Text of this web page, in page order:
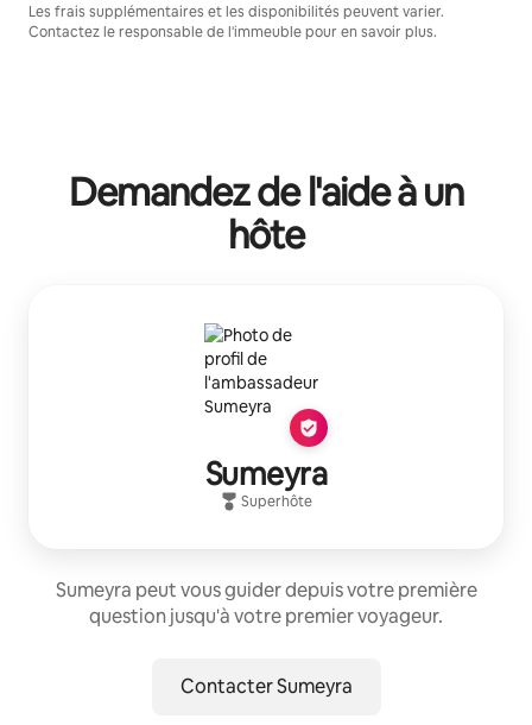
Les frais supplémentaires et les disponibilités peuvent varier.
Contactez le responsable de l'immeuble pour en savoir plus.
Demandez de l'aide à un
hôte
Sumeyra
Superhôte
Sumeyra peut vous guider depuis votre première
question jusqu'à votre premier voyageur.
Contacter Sumeyra